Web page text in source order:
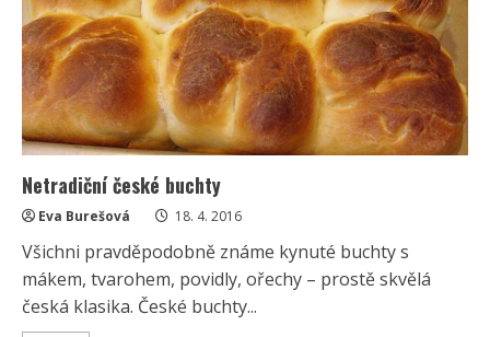
Netradiční české buchty
Eva Burešová 18. 4. 2016
Všichni pravděpodobně známe kynuté buchty s
mákem, tvarohem, povidly, ořechy – prostě skvělá
česká klasika. České buchty...